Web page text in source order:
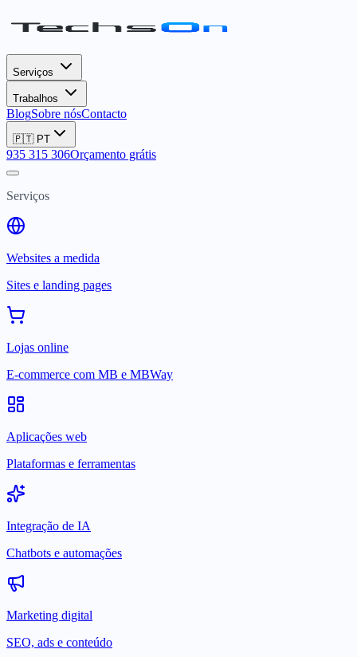
Serviços
Trabalhos
BlogSobre nósContacto
🇵🇹 PT
935 315 306Orçamento grátis
Serviços
Websites a medida
Sites e landing pages
Lojas online
E-commerce com MB e MBWay
Aplicações web
Plataformas e ferramentas
Integração de IA
Chatbots e automações
Marketing digital
SEO, ads e conteúdo